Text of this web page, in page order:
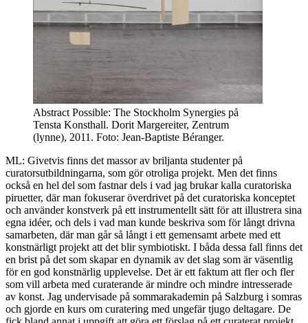
Abstract Possible: The Stockholm Synergies på
Tensta Konsthall. Dorit Margereiter, Zentrum
(lynne), 2011. Foto: Jean-Baptiste Béranger.
ML: Givetvis finns det massor av briljanta studenter på
curatorsutbildningarna, som gör otroliga projekt. Men det finns
också en hel del som fastnar dels i vad jag brukar kalla curatoriska
piruetter, där man fokuserar överdrivet på det curatoriska konceptet
och använder konstverk på ett instrumentellt sätt för att illustrera sina
egna idéer, och dels i vad man kunde beskriva som för långt drivna
samarbeten, där man går så långt i ett gemensamt arbete med ett
konstnärligt projekt att det blir symbiotiskt. I båda dessa fall finns det
en brist på det som skapar en dynamik av det slag som är väsentlig
för en god konstnärlig upplevelse. Det är ett faktum att fler och fler
som vill arbeta med curaterande är mindre och mindre intresserade
av konst. Jag undervisade på sommarakademin på Salzburg i somras
och gjorde en kurs om curatering med ungefär tjugo deltagare. De